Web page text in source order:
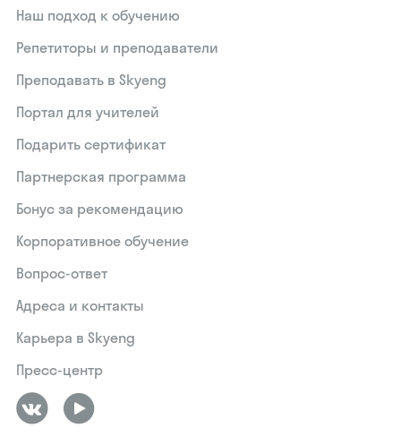
Наш подход к обучению
Репетиторы и преподаватели
Преподавать в Skyeng
Портал для учителей
Подарить сертификат
Партнерская программа
Бонус за рекомендацию
Корпоративное обучение
Вопрос-ответ
Адреса и контакты
Карьера в Skyeng
Пресс-центр